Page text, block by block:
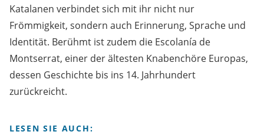
Katalanen verbindet sich mit ihr nicht nur
Frömmigkeit, sondern auch Erinnerung, Sprache und
Identität. Berühmt ist zudem die Escolanía de
Montserrat, einer der ältesten Knabenchöre Europas,
dessen Geschichte bis ins 14. Jahrhundert
zurückreicht.
LESEN SIE AUCH: